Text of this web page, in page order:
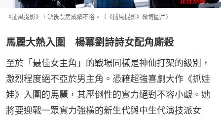
《捕風捉影》上映後票房成績不俗。（《捕風捉影》微博圖片）
馬麗大熱入圍 楊冪劉詩詩女配角廝殺
至於「最佳女主角」的戰場同樣是神仙打架的級別，
激烈程度絕不亞於男主角。憑藉超強喜劇大作《抓娃
娃》入圍的馬麗，其壓倒性的實力絕對不容小覷。她
將要迎戰一眾實力強橫的新生代與中生代演技派女